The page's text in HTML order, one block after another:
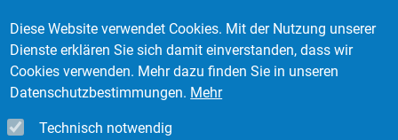
Diese Website verwendet Cookies. Mit der Nutzung unserer
Dienste erklären Sie sich damit einverstanden, dass wir
Cookies verwenden. Mehr dazu finden Sie in unseren
Datenschutzbestimmungen. Mehr
Technisch notwendig
Kontakt Login